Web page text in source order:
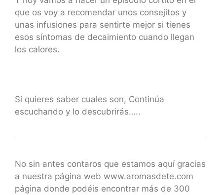
que os voy a recomendar unos consejitos y
unas infusiones para sentirte mejor si tienes
esos síntomas de decaimiento cuando llegan
los calores.
Si quieres saber cuales son, Continúa
escuchando y lo descubrirás…..
No sin antes contaros que estamos aquí gracias
a nuestra página web www.aromasdete.com
página donde podéis encontrar más de 300